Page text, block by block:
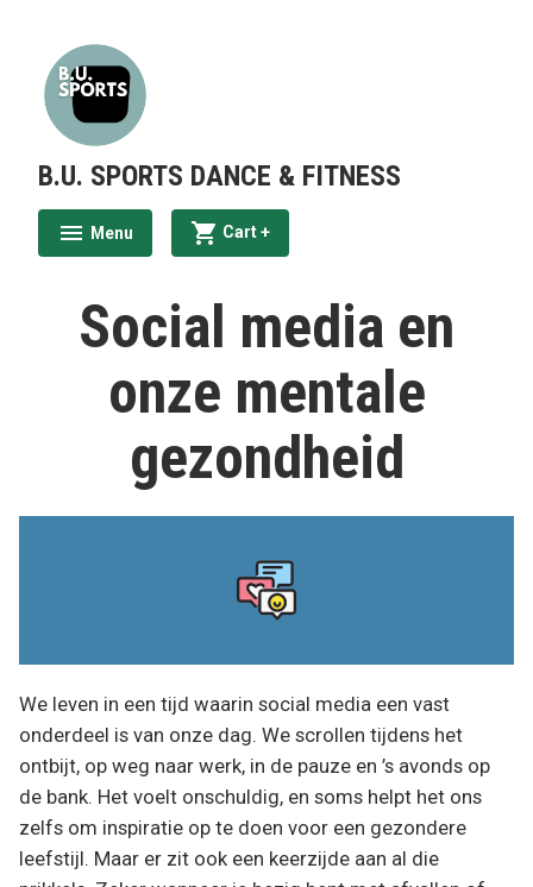
content
B.U. SPORTS DANCE & FITNESS
Menu
expanded
collapsed Cart+
Social media en
onze mentale
gezondheid
We leven in een tijd waarin social media een vast
onderdeel is van onze dag. We scrollen tijdens het
ontbijt, op weg naar werk, in de pauze en ’s avonds op
de bank. Het voelt onschuldig, en soms helpt het ons
zelfs om inspiratie op te doen voor een gezondere
leefstijl. Maar er zit ook een keerzijde aan al die